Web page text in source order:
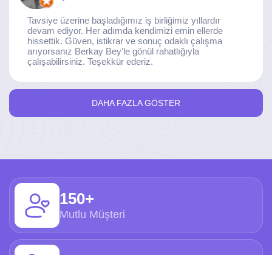
Tavsiye üzerine başladığımız iş birliğimiz yıllardır
devam ediyor. Her adımda kendimizi emin ellerde
hissettik. Güven, istikrar ve sonuç odaklı çalışma
arıyorsanız Berkay Bey'le gönül rahatlığıyla
çalışabilirsiniz. Teşekkür ederiz.
DAHA FAZLA GÖSTER
150+
Mutlu Müşteri